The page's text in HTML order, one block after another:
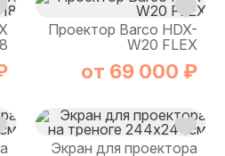
Проектор Barco HDX-
W20 FLEX
от 69 000 ₽
Экран для проектора